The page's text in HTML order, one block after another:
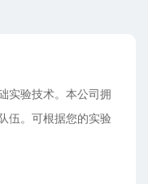
实验技术。本公司拥
伍。可根据您的实验